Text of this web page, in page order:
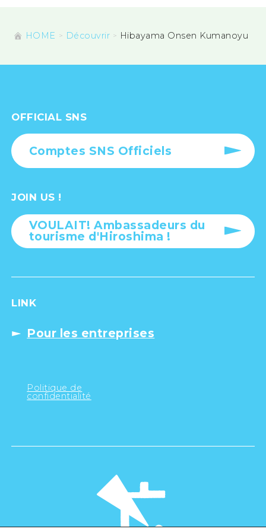
HOME Découvrir Hibayama Onsen Kumanoyu
OFFICIAL SNS
Comptes SNS Officiels
JOIN US !
VOULAIT! Ambassadeurs du
tourisme d'Hiroshima !
LINK
Pour les entreprises
Politique de
confidentialité